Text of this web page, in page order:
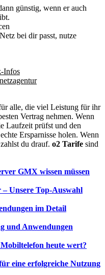
günstig, wenn er auch
bei dir passt, nutze
Infos
alle, die viel Leistung für ihr
Vertrag nehmen. Wenn
Laufzeit prüfst und den
Ersparnisse holen. Wenn
du drauf. o2 Tarife sind
GMX wissen müssen
Unsere Top-Auswahl
im Detail
und Anwendungen
heute wert?
eine erfolgreiche Nutzung